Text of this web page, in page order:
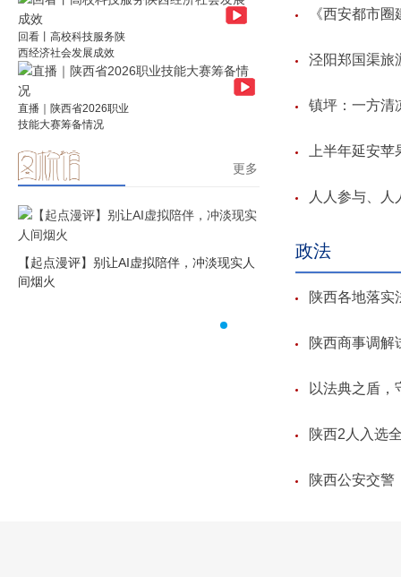
回看丨高校科技服务陕
西经济社会发展成效
直播｜陕西省2026职业
技能大赛筹备情况
更多
【起点漫评】别让AI虚拟陪伴，冲淡现实人
间烟火
【起点漫评】红牌对“王
《西安都市
泾阳郑国渠旅
镇坪：一方清
上半年延安
人人参与、
政法
陕西各地落实
陕西商事调解
以法典之盾，
陕西2人入选
陕西公安交警